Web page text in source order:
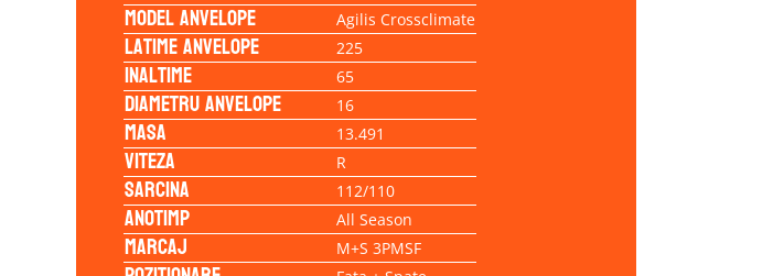
Model anvelope Agilis Crossclimate
Latime anvelope 225
Inaltime 65
Diametru anvelope 16
Masa 13.491
Viteza R
Sarcina 112/110
Anotimp All Season
Marcaj M+S 3PMSF